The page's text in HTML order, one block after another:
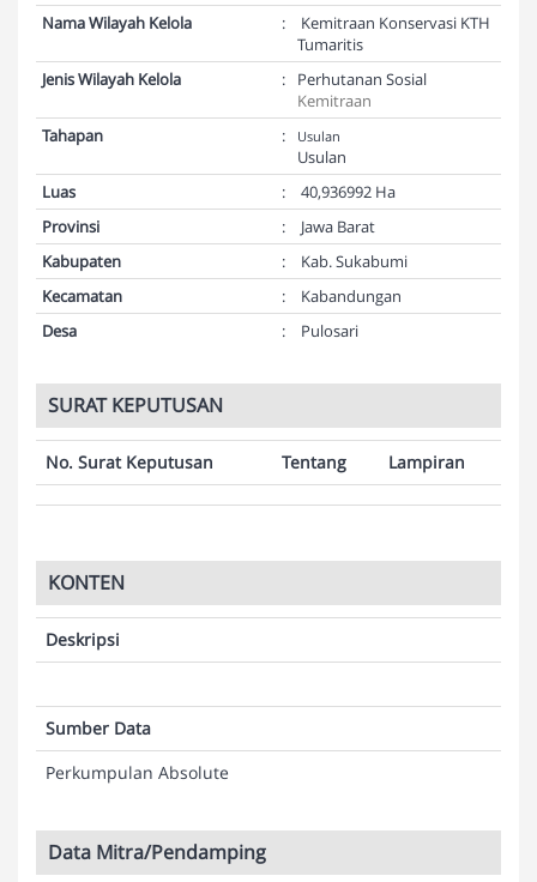
Nama Wilayah Kelola
:
Kemitraan Konservasi KTH
Tumaritis
Jenis Wilayah Kelola
:
Perhutanan Sosial
Kemitraan
Tahapan
: Usulan
Usulan
Luas
:
40,936992 Ha
Provinsi
:
Jawa Barat
Kabupaten
:
Kab. Sukabumi
Kecamatan
:
Kabandungan
Desa
: Pulosari
SURAT KEPUTUSAN
No. Surat Keputusan Tentang Lampiran
KONTEN
Deskripsi
Sumber Data
Perkumpulan Absolute
Data Mitra/Pendamping